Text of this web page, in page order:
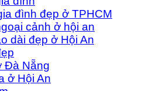
đình đẹp ở TPHCM
cảnh ở hội an
dài đẹp ở Hội An
Đà Nẵng
ở Hội An